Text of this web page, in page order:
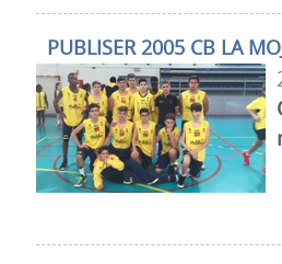
PUBLISER 2005 CB LA